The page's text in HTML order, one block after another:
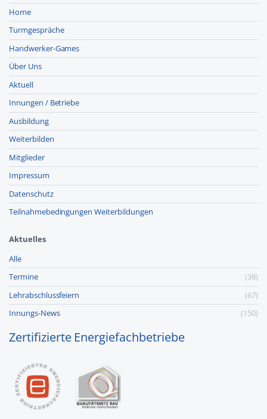
Home
Turmgespräche
Handwerker-Games
Über Uns
Aktuell
Innungen / Betriebe
Ausbildung
Weiterbilden
Mitglieder
Impressum
Datenschutz
Teilnahmebedingungen Weiterbildungen
Aktuelles
Alle
Termine
(38)
Lehr­abschluss­feiern
(67)
Innungs-News
(150)
Zertifizierte Energiefachbetriebe